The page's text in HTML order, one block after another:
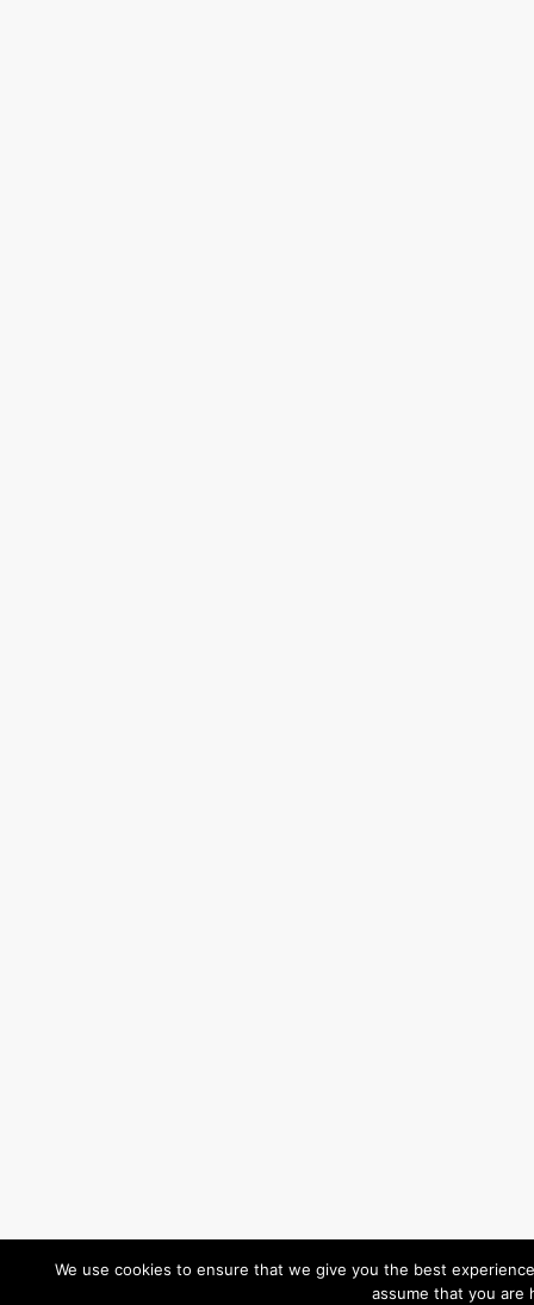
We use cookies to ensure that we give you the best
assume that you are